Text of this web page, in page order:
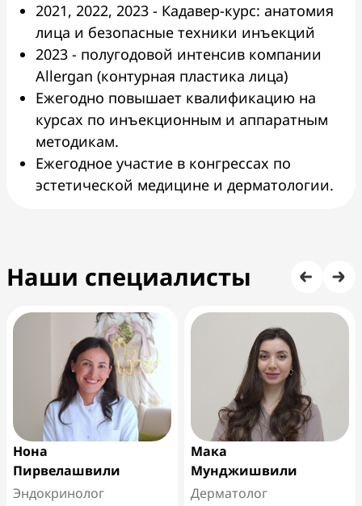
2021, 2022, 2023 - Кадавер-курс: анатомия
лица и безопасные техники инъекций
2023 - полугодовой интенсив компании
Allergan (контурная пластика лица)
Ежегодно повышает квалификацию на
курсах по инъекционным и аппаратным
методикам.
Ежегодное участие в конгрессах по
эстетической медицине и дерматологии.
Наши специалисты
Нона
Пирвелашвили
Эндокринолог
Мака
Мунджишвили
Дерматолог